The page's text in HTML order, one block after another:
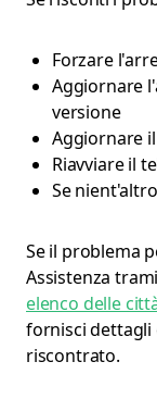
Forzare
Aggiornare
versione
Aggiornare
Riavviare il
Se
Se il problema
Assistenza
elenco delle
fornisci dettagli
riscontrato.